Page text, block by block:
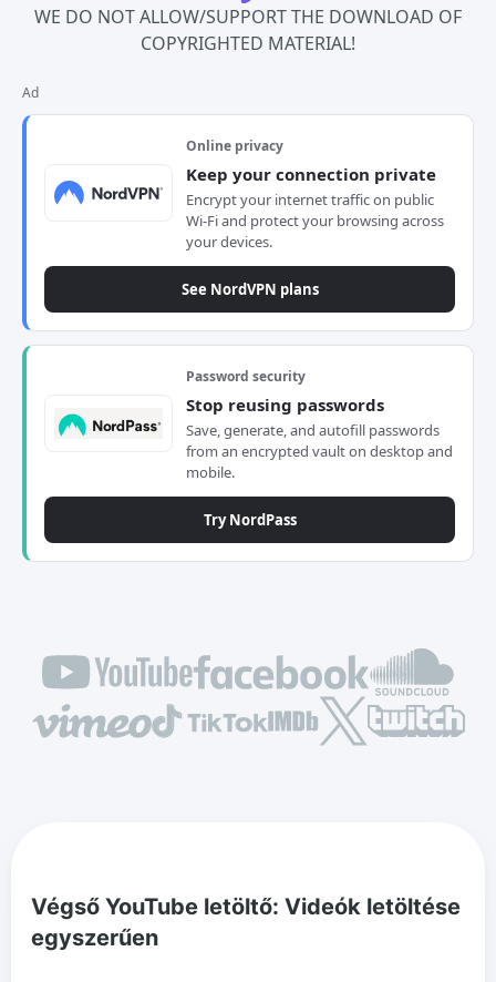
WE DO NOT ALLOW/SUPPORT THE DOWNLOAD OF
COPYRIGHTED MATERIAL!
Ad
Online privacy
Keep your connection private
Encrypt your internet traffic on public
Wi-Fi and protect your browsing across
your devices.
See NordVPN plans
Password security
Stop reusing passwords
Save, generate, and autofill passwords
from an encrypted vault on desktop and
mobile.
Try NordPass
Végső YouTube letöltő: Videók letöltése
egyszerűen